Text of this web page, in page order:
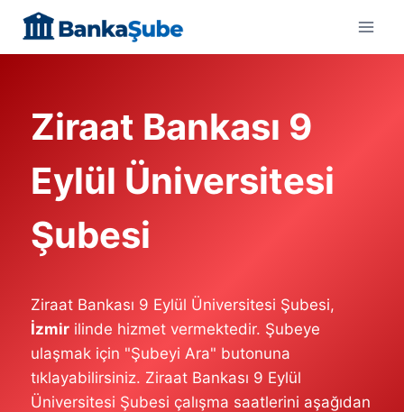
content
Ziraat Bankası 9
Eylül Üniversitesi
Şubesi
Ziraat Bankası 9 Eylül Üniversitesi Şubesi,
İzmir ilinde hizmet vermektedir. Şubeye
ulaşmak için "Şubeyi Ara" butonuna
tıklayabilirsiniz. Ziraat Bankası 9 Eylül
Üniversitesi Şubesi çalışma saatlerini aşağıdan